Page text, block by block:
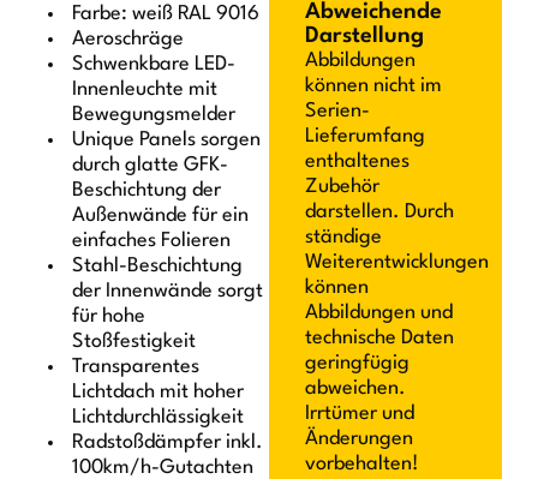
Farbe: weiß RAL 9016
Aeroschräge
Schwenkbare LED-
Innenleuchte mit
Bewegungsmelder
Unique Panels sorgen
durch glatte GFK-
Beschichtung der
Außenwände für ein
einfaches Folieren
Stahl-Beschichtung
der Innenwände sorgt
für hohe
Stoßfestigkeit
Transparentes
Lichtdach mit hoher
Lichtdurchlässigkeit
Radstoßdämpfer inkl.
100km/h-Gutachten
Abweichende
Darstellung
Abbildungen
können nicht im
Serien-
Lieferumfang
enthaltenes
Zubehör
darstellen. Durch
ständige
Weiterentwicklungen
können
Abbildungen und
technische Daten
geringfügig
abweichen.
Irrtümer und
Änderungen
vorbehalten!